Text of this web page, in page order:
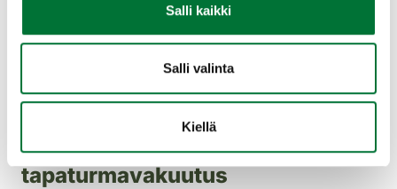
Salli kaikki
Salli valinta
Kiellä
yksityistapaturmavakuutus
tapaturmavahinkoja, jotka aiheutuvat toimitsijoina kilpailuissa
ja ampumaharjoitteluissa sekä niiden valmistelu- ja
Metsästyskoiran
tapaturmavakuutus